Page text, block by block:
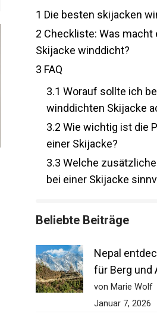
Die besten skijacken
Checkliste: Was macht
Skijacke winddicht?
FAQ
3.1Worauf sollte ich bei
winddichten Skijacke
3.2Wie wichtig ist die
einer Skijacke?
3.3Welche
bei einer Skijacke
Beliebte Beiträge
Nepal
für Berg und
von Marie Wolf
Januar 7, 2026